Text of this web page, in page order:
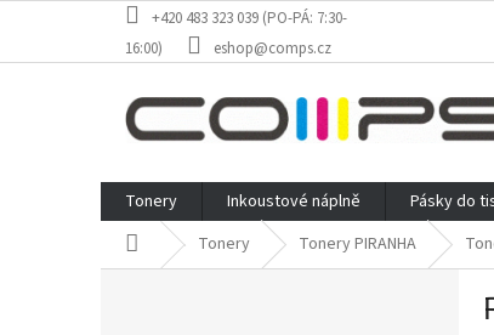
obsah
+420 483 323 039 (PO-PÁ: 7:30-
16:00)
eshop@comps.cz
Tonery Inkoustové náplně Pásky do
Domů Tonery Tonery PIRANHA